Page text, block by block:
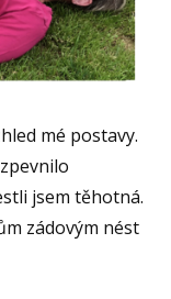
mé postavy.
jsem těhotná.
zádovým nést